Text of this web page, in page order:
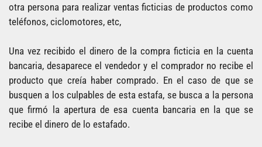
otra persona para realizar ventas ficticias de productos como
teléfonos, ciclomotores, etc,
Una vez recibido el dinero de la compra ficticia en la cuenta
bancaria, desaparece el vendedor y el comprador no recibe el
producto que creía haber comprado. En el caso de que se
busquen a los culpables de esta estafa, se busca a la persona
que firmó la apertura de esa cuenta bancaria en la que se
recibe el dinero de lo estafado.